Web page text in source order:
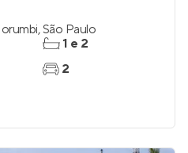
,São Paulo
1 e 2
2